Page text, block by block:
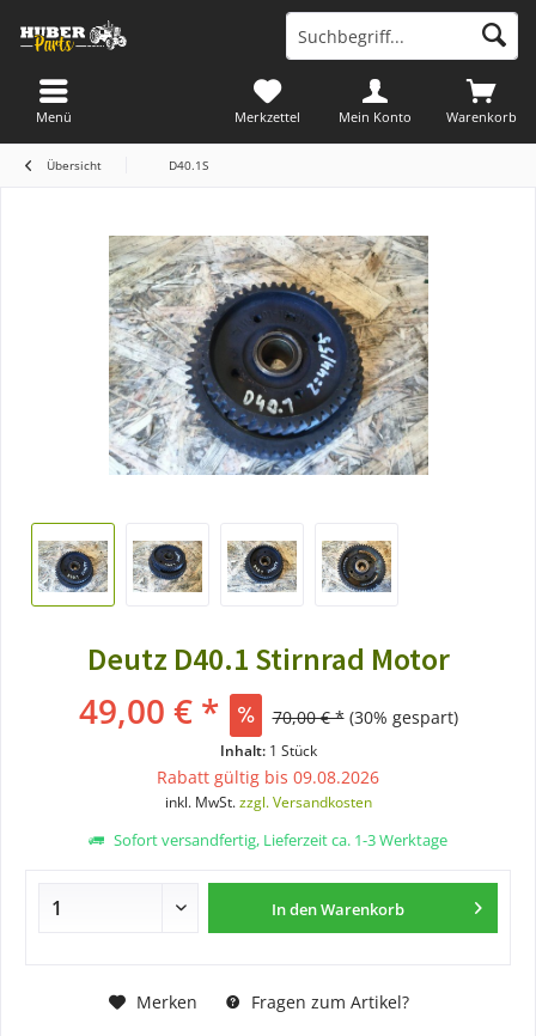
Warenkorb
Merkzettel Mein Konto
Menü
Übersicht D40.1S
Deutz D40.1 Stirnrad Motor
49,00 € * 70,00 € * (30% gespart)
Inhalt: 1 Stück
Rabatt gültig bis 09.08.2026
inkl. MwSt.zzgl. Versandkosten
Sofort versandfertig, Lieferzeit ca. 1-3 Werktage
In denWarenkorb
Merken Fragen zum Artikel?